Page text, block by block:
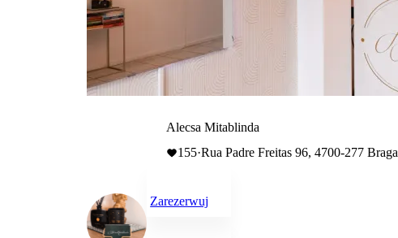
Alecsa Mitablinda
155·Rua Padre Freitas 96, 4700-277 Braga
Zarezerwuj